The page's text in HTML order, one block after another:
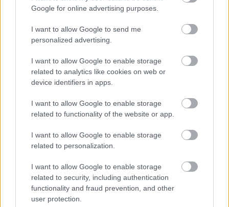
Google for online advertising purposes.
I want to allow Google to send me
personalized advertising.
I want to allow Google to enable storage
related to analytics like cookies on web or
device identifiers in apps.
I want to allow Google to enable storage
related to functionality of the website or app.
I want to allow Google to enable storage
related to personalization.
I want to allow Google to enable storage
related to security, including authentication
functionality and fraud prevention, and other
user protection.
vorm en skaal van oefeninge handhaaf om aan
individuele behoeftes te voldoen. Dit is van kritieke
belang vir diegene met voorafbestaande
gesondheidstoestande of wat nuut is met hoë-
Vir diegene wat nuut is met CrossFit, is die
verkenning van plaaslike CrossFit-bokse 'n goeie
eerste stap. Hierdie gimnasiums bied 'n
Hulle help jou om deur jou fiksheidsreis te navigeer.
Aanvanklike oefensessies fokus op fundamentele
bewegings en tegniek, wat 'n veilige inleiding
verseker.